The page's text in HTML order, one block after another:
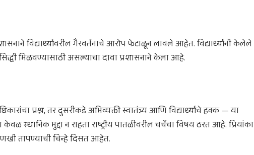
विद्यार्थ्यांवरील गैरवर्तनाचे आरोप फेटाळून लावले आहेत. विद्यार्थ्यांनी केलेले
मिळवण्यासाठी असल्याचा दावा प्रशासनाने केला आहे.
प्रश्न, तर दुसरीकडे अभिव्यक्ती स्वातंत्र्य आणि विद्यार्थ्यांचे हक्क — या
स्थानिक मुद्दा न राहता राष्ट्रीय पातळीवरील चर्चेचा विषय ठरत आहे. प्रियांका
तापण्याची चिन्हे दिसत आहेत.